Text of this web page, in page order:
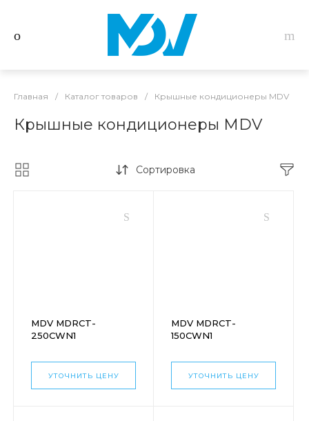
Главная / Каталог товаров / Крышные кондиционеры MDV
Крышные кондиционеры MDV
Сортировка
MDV MDRCT-
250CWN1
УТОЧНИТЬ ЦЕНУ
MDV MDRCT-
150CWN1
УТОЧНИТЬ ЦЕНУ